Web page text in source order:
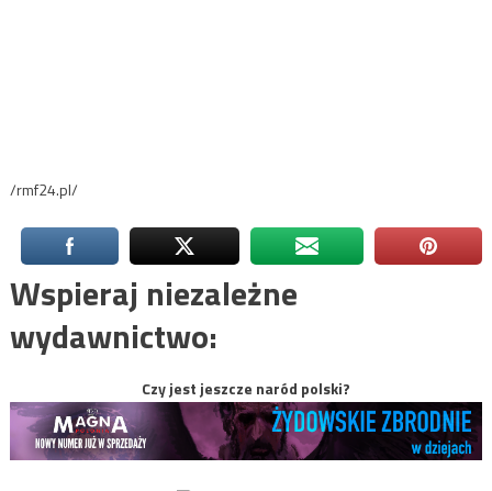
/rmf24.pl/
Wspieraj niezależne
wydawnictwo:
Czy jest jeszcze naród polski?